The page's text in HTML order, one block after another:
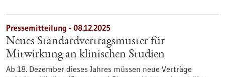
Pressemitteilung - 08.12.2025
Neues Standardvertragsmuster für
Mitwirkung an klinischen Studien
Ab 18. Dezember dieses Jahres müssen neue Verträge